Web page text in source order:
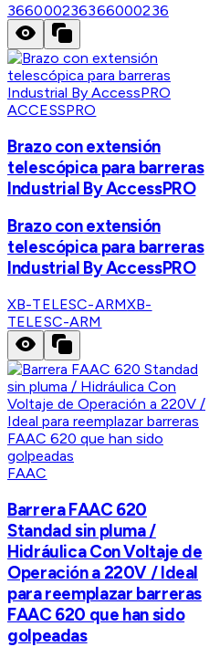
366000236366000236
ACCESSPRO
Brazo con extensión
telescópica para barreras
Industrial By AccessPRO
Brazo con extensión
telescópica para barreras
Industrial By AccessPRO
XB-TELESC-ARMXB-
TELESC-ARM
FAAC
Barrera FAAC 620
Standad sin pluma /
Hidráulica Con Voltaje de
Operación a 220V / Ideal
para reemplazar barreras
FAAC 620 que han sido
golpeadas